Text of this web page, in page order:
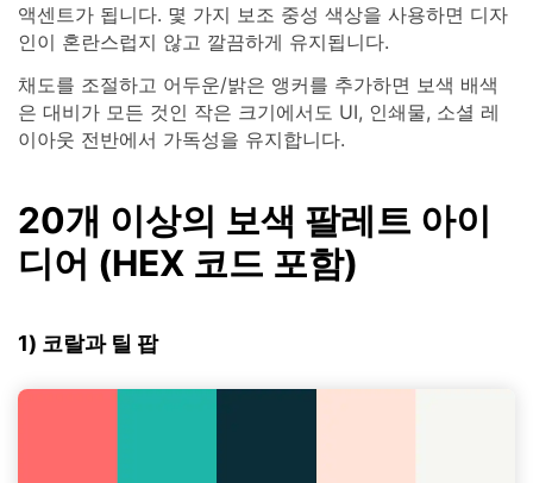
액센트가 됩니다. 몇 가지 보조 중성 색상을 사용하면 디자
인이 혼란스럽지 않고 깔끔하게 유지됩니다.
채도를 조절하고 어두운/밝은 앵커를 추가하면 보색 배색
은 대비가 모든 것인 작은 크기에서도 UI, 인쇄물, 소셜 레
이아웃 전반에서 가독성을 유지합니다.
20개 이상의 보색 팔레트 아이
디어 (HEX 코드 포함)
1) 코랄과 틸 팝